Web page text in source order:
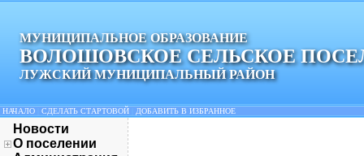
МУНИЦИПАЛЬНОЕ ОБРАЗОВАНИЕ
ВОЛОШОВСКОЕ СЕЛЬСКОЕ
ЛУЖСКИЙ МУНИЦИПАЛЬНЫЙ РАЙОН
НАЧАЛО СДЕЛАТЬ СТАРТОВОЙ ДОБАВИТЬ В ИЗБРАННОЕ
Новости
О поселении